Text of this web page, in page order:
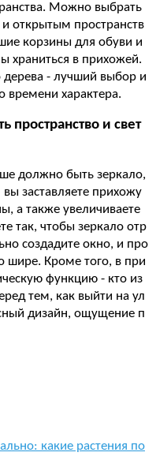
Можно выбрать
открытым пространств
корзины для обуви и
храниться в прихожей.
- лучший выбор и
времени характера.
пространство и свет
должно быть зеркало,
заставляете прихожу
а также увеличиваете
так, чтобы зеркало отр
создадите окно, и про
шире. Кроме того, в при
функцию - кто из
тем, как выйти на ул
дизайн, ощущение п
какие растения по